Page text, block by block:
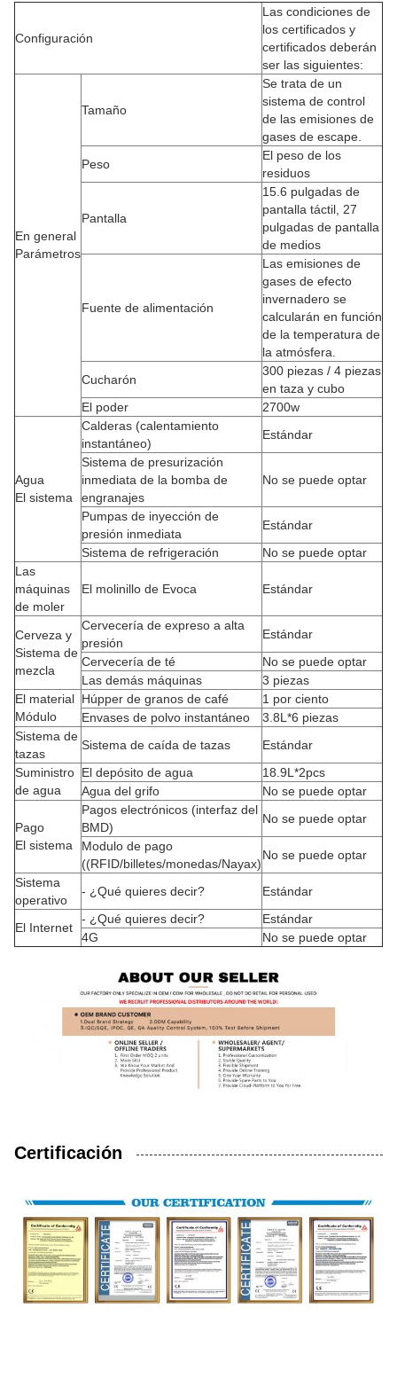
Configuración
Las condiciones de
los certificados y
certificados deberán
ser las siguientes:
En general
Parámetros
Tamaño
Se trata de un
sistema de control
de las emisiones de
gases de escape.
Peso
El peso de los
residuos
Pantalla
15.6 pulgadas de
pantalla táctil, 27
pulgadas de pantalla
de medios
Fuente de alimentación
Las emisiones de
gases de efecto
invernadero se
calcularán en función
de la temperatura de
la atmósfera.
Cucharón
300 piezas / 4 piezas
en taza y cubo
El poder
2700w
Agua
El sistema
Calderas (calentamiento
instantáneo)
Estándar
Sistema de presurización
inmediata de la bomba de
engranajes
No se puede optar
Pumpas de inyección de
presión inmediata
Estándar
Sistema de refrigeración
No se puede optar
Las
máquinas
de moler
El molinillo de Evoca Estándar
Cerveza y
Sistema de
mezcla
Cervecería de expreso a alta
presión
Estándar
Cervecería de té
No se puede optar
Las demás máquinas
3 piezas
El material
Módulo
Húpper de granos de café
1 por ciento
Envases de polvo instantáneo
3.8L*6 piezas
Sistema de
tazas
Sistema de caída de tazas
Estándar
Suministro
de agua
El depósito de agua
18.9L*2pcs
Agua del grifo
No se puede optar
Pago
El sistema
Pagos electrónicos (interfaz del
BMD)
No se puede optar
Modulo de pago
((RFID/billetes/monedas/Nayax)
No se puede optar
Sistema
operativo
- ¿Qué quieres decir? Estándar
El Internet
- ¿Qué quieres decir?
Estándar
4G
No se puede optar
Certificación